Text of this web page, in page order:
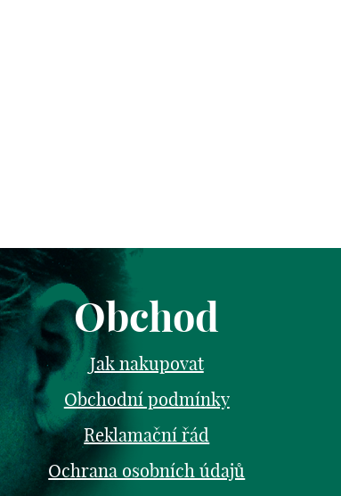
Obchod
Jak nakupovat
Obchodní podmínky
Reklamační řád
Ochrana osobních údajů